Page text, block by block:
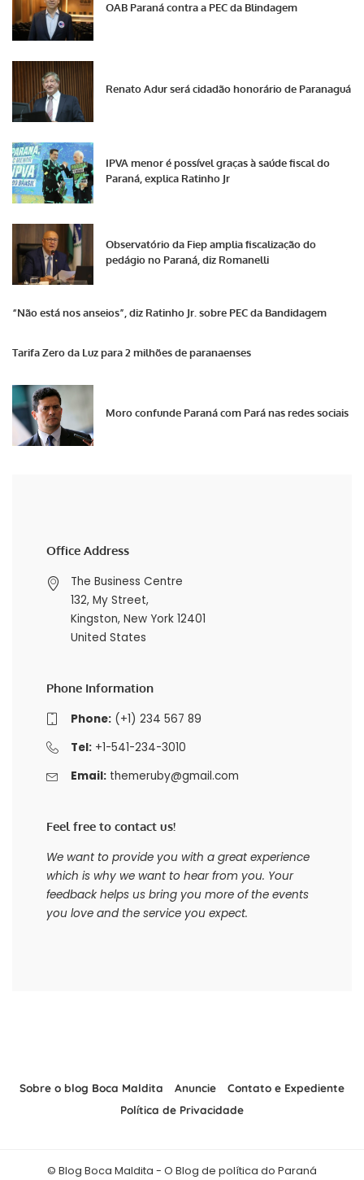
OAB Paraná contra a PEC da Blindagem
Renato Adur será cidadão honorário de Paranaguá
IPVA menor é possível graças à saúde fiscal do
Paraná, explica Ratinho Jr
Observatório da Fiep amplia fiscalização do
pedágio no Paraná, diz Romanelli
“Não está nos anseios”, diz Ratinho Jr. sobre PEC da Bandidagem
Tarifa Zero da Luz para 2 milhões de paranaenses
Moro confunde Paraná com Pará nas redes sociais
Office Address
The Business Centre
132, My Street,
Kingston, New York 12401
United States
Phone Information
Phone:(+1) 234 567 89
Tel:+1-541-234-3010
Email: themeruby@gmail.com
Feel free to contact us!
We want to provide you with a great experience
which is why we want to hear from you. Your
feedback helps us bring you more of the events
you love and the service you expect.
Sobre o blog Boca Maldita Anuncie
Contato e Expediente
Política de Privacidade
© Blog Boca Maldita - O Blog de política do Paraná